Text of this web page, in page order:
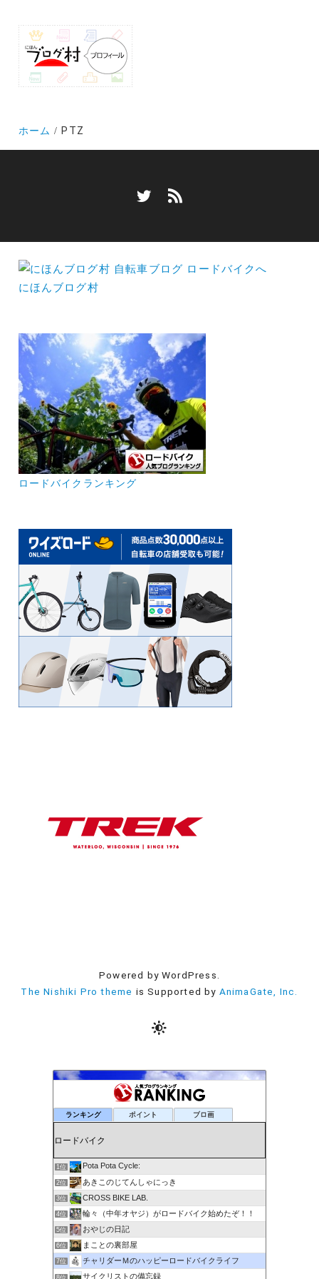
ホーム PTZ
にほんブログ村
ロードバイクランキング
Powered by WordPress.
The Nishiki Pro theme is Supported by AnimaGate, Inc.
ランキング ポイント ブロ画
1位 Pota Pota Cycle:
2位 あきこのじてんしゃにっき
3位 CROSS BIKE LAB.
4位 輪々（中年オヤジ）がロードバイク始めたぞ！！
5位 おやじの日記
6位 まことの裏部屋
7位 チャリダーＭのハッピーロードバイクライフ
8位 サイクリストの備忘録